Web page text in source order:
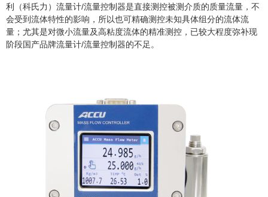
利（科氏力）流量计/流量控制器是直接测控被测介质的质量流量，不
会受到流体特性的影响，所以也可精确测控未知具体组分的流体流
量；尤其是对微小流量及高粘度流体的精准测控，已较大程度弥补现
阶段国产品牌流量计/流量控制器的不足。